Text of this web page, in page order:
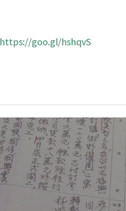
https://goo.gl/hshqvS